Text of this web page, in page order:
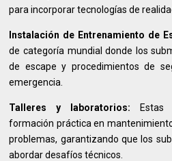
para incorporar tecnologías de
Instalación de Entrenamiento de
de categoría mundial donde los
de escape y procedimientos de
emergencia.
Talleres y laboratorios: Estas
formación práctica en
problemas, garantizando que los
abordar desafíos técnicos.